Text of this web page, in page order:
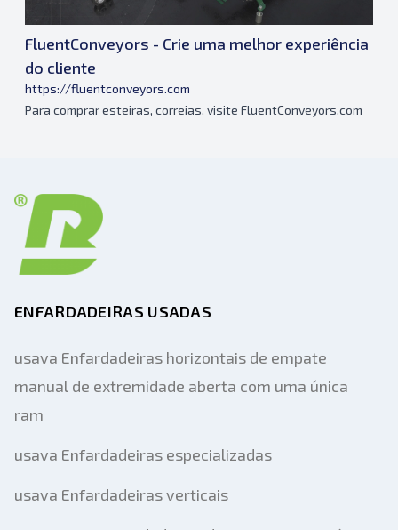
FluentConveyors - Crie uma melhor experiência
do cliente
https://fluentconveyors.com
Para comprar esteiras, correias, visite FluentConveyors.com
ENFARDADEIRAS USADAS
usava Enfardadeiras horizontais de empate
manual de extremidade aberta com uma única
ram
usava Enfardadeiras especializadas
usava Enfardadeiras verticais